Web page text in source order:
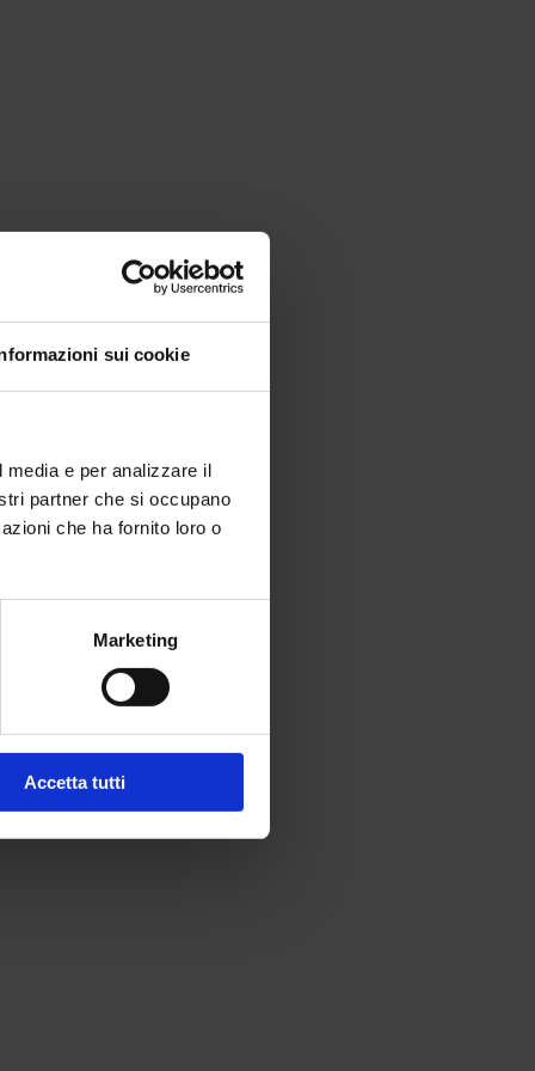
sui cookie
e per analizzare il
partner che si occupano
che ha fornito loro o
Marketing
Accetta tutti